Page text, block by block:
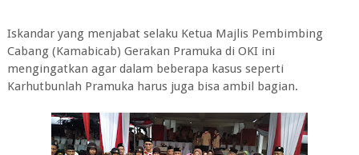
Iskandar yang menjabat selaku Ketua Majlis Pembimbing
Cabang (Kamabicab) Gerakan Pramuka di OKI ini
mengingatkan agar dalam beberapa kasus seperti
Karhutbunlah Pramuka harus juga bisa ambil bagian.